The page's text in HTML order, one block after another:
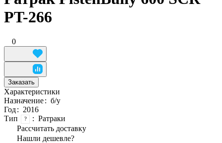
PT-266
0
Заказать
Характеристики
Назначение: б/у
Год: 2016
Тип
? : Ратраки
Рассчитать доставку
Нашли дешевле?